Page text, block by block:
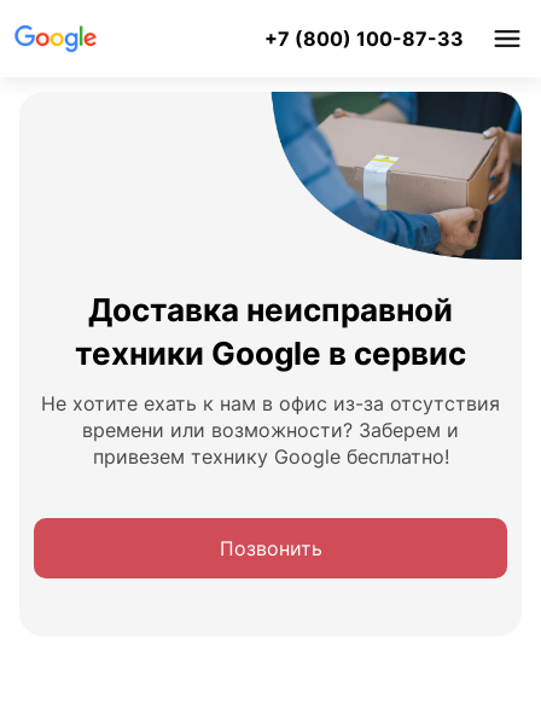
+7 (800) 100-87-33
Доставка неисправной
техники Google в сервис
Не хотите ехать к нам в офис из-за отсутствия
времени или возможности? Заберем и
привезем технику Google бесплатно!
Позвонить